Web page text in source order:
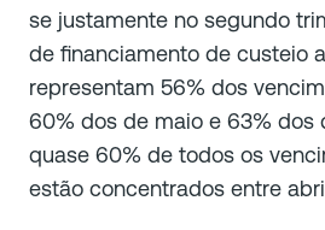
se justamente no segundo
de financiamento de custeio
representam 56% dos
60% dos de maio e 63% dos
quase 60% de todos os
estão concentrados entre